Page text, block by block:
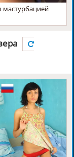
мастурбацией